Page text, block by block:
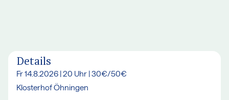
Details
Fr 14.8.2026 | 20 Uhr | 30€/50€
Klosterhof Öhningen